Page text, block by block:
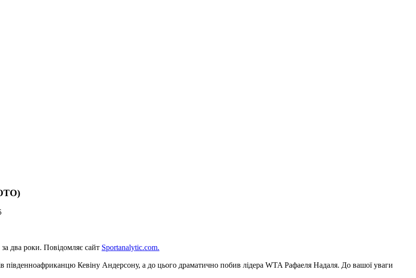
два роки. Повідомляє сайт Sportanalytic.com.
південноафриканцю Кевіну Андерсону, а до цього драматично побив лідера WTA Рафаеля Надаля. До вашої уваги